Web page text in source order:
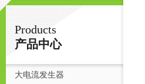
扬州志力电气科技有限公司/扬州高压测试仪
Products
产品中心
大电流发生器